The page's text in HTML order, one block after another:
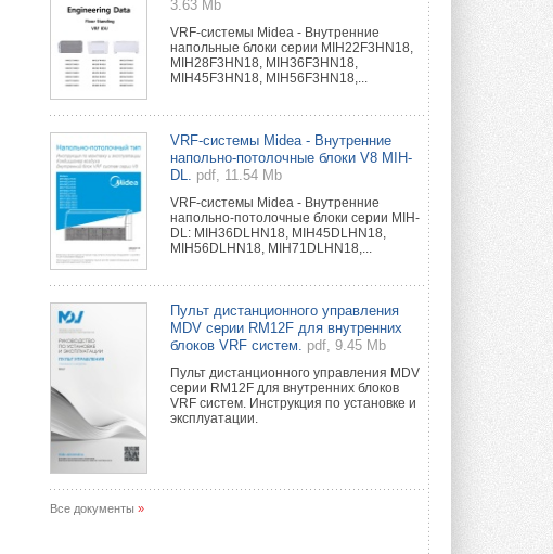
3.63 Mb
VRF-системы Midea - Внутренние
напольные блоки серии MIH22F3HN18,
MIH28F3HN18, MIH36F3HN18,
MIH45F3HN18, MIH56F3HN18,...
VRF-системы Midea - Внутренние
напольно-потолочные блоки V8 MIH-
DL.
pdf, 11.54 Mb
VRF-системы Midea - Внутренние
напольно-потолочные блоки серии MIH-
DL: MIH36DLHN18, MIH45DLHN18,
MIH56DLHN18, MIH71DLHN18,...
Пульт дистанционного управления
MDV серии RM12F для внутренних
блоков VRF систем.
pdf, 9.45 Mb
Пульт дистанционного управления MDV
серии RM12F для внутренних блоков
VRF систем. Инструкция по установке и
эксплуатации.
Все документы »